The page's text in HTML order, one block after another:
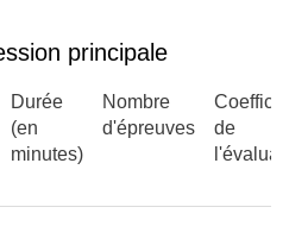
principale
Durée
(en
minutes)
Nombre
d'épreuves
de